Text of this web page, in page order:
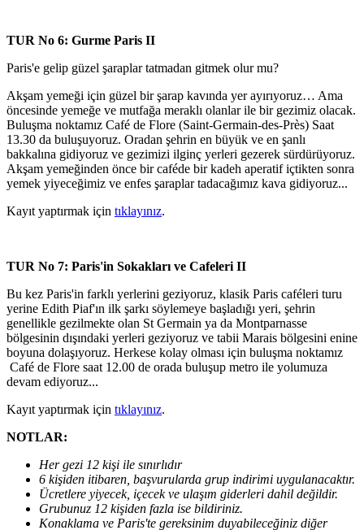
TUR No 6: Gurme Paris II
Paris'e gelip güzel şaraplar tatmadan gitmek olur mu?
Akşam yemeği için güzel bir şarap kavında yer ayırıyoruz… Ama
öncesinde yemeğe ve mutfağa meraklı olanlar ile bir gezimiz olacak.
Buluşma noktamız Café de Flore (Saint-Germain-des-Près) Saat
13.30 da buluşuyoruz. Oradan şehrin en büyük ve en şanlı
bakkalına gidiyoruz ve gezimizi ilginç yerleri gezerek sürdürüyoruz.
Akşam yemeğinden önce bir caféde bir kadeh aperatif içtikten sonra
yemek yiyeceğimiz ve enfes şaraplar tadacağımız kava gidiyoruz...
Kayıt yaptırmak için tıklayınız.
TUR No 7: Paris'in Sokakları ve Cafeleri II
Bu kez Paris'in farklı yerlerini geziyoruz, klasik Paris caféleri turu
yerine Edith Piaf'ın ilk şarkı söylemeye başladığı yeri, şehrin
genellikle gezilmekte olan St Germain ya da Montparnasse
bölgesinin dışındaki yerleri geziyoruz ve tabii Marais bölgesini enine
boyuna dolaşıyoruz. Herkese kolay olması için buluşma noktamız
Café de Flore saat 12.00 de orada buluşup metro ile yolumuza
devam ediyoruz...
Kayıt yaptırmak için tıklayınız.
NOTLAR:
Her gezi 12 kişi ile sınırlıdır
6 kişiden itibaren, başvurularda grup indirimi uygulanacaktır.
Ücretlere yiyecek, içecek ve ulaşım giderleri dahil değildir.
Grubunuz 12 kişiden fazla ise bildiriniz.
Konaklama ve Paris'te gereksinim duyabileceğiniz diğer